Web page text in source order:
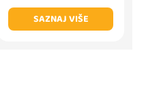
SAZNAJ VIŠE